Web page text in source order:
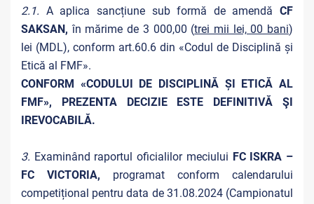
2.1. A aplica sancțiune sub formă de amendă CF
SAKSAN,în mărime de 3 000,00 (trei mii lei, 00 bani)
lei (MDL), conform art.60.6 din «Codul de Disciplină și
Etică al FMF».
CONFORM «CODULUI DE DISCIPLINĂ ȘI ETICĂ AL
FMF», PREZENTA DECIZIE ESTE DEFINITIVĂ ŞI
IREVOCABILĂ.
3. Examinând raportul oficialilor meciului FC ISKRA –
FC VICTORIA, programat conform calendarului
competițional pentru data de 31.08.2024 (Campionatul